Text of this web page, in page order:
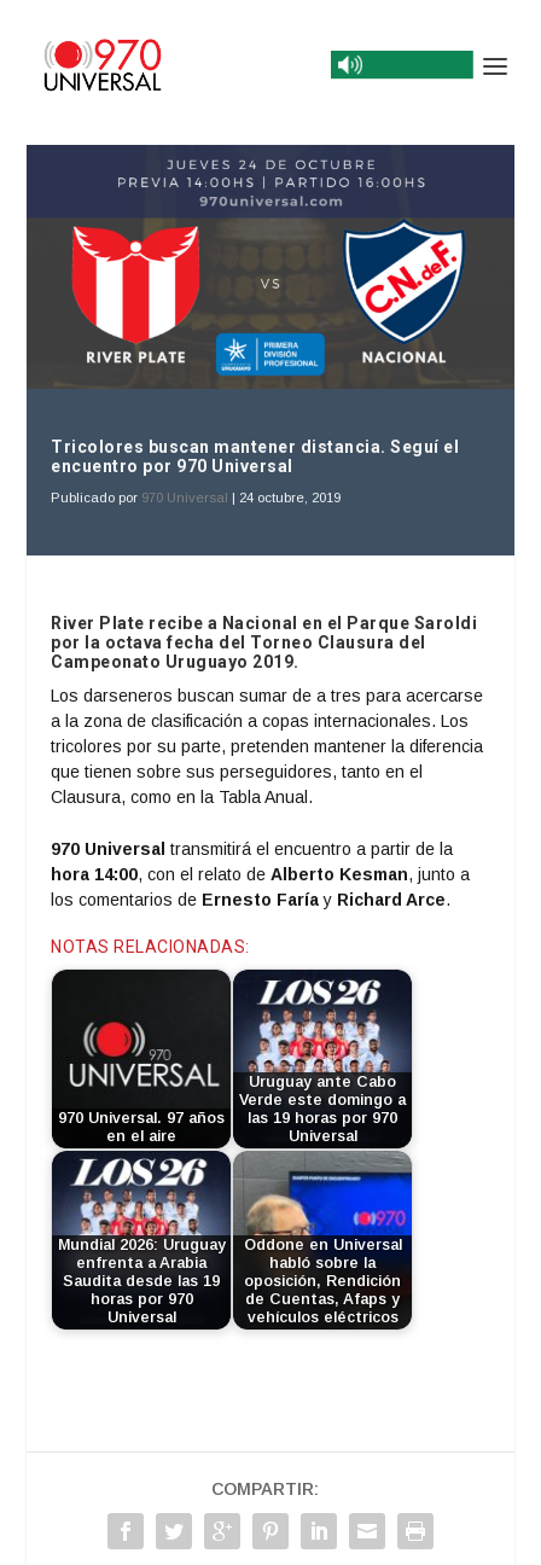
Tricolores buscan mantener distancia. Seguí el
encuentro por 970 Universal
Publicado por 970 Universal | 24 octubre, 2019
River Plate recibe a Nacional en el Parque Saroldi
por la octava fecha del Torneo Clausura del
Campeonato Uruguayo 2019.
Los darseneros buscan sumar de a tres para acercarse
a la zona de clasificación a copas internacionales. Los
tricolores por su parte, pretenden mantener la diferencia
que tienen sobre sus perseguidores, tanto en el
Clausura, como en la Tabla Anual.
970 Universaltransmitirá el encuentro a partir de la
hora 14:00, con el relato deAlberto Kesman, junto a
los comentarios de Ernesto Faríay Richard Arce.
NOTAS RELACIONADAS:
970 Universal. 97 años
en el aire
Uruguay ante Cabo
Verde este domingo a
las 19 horas por 970
Universal
Mundial 2026: Uruguay
enfrenta a Arabia
Saudita desde las 19
horas por 970
Universal
Oddone en Universal
habló sobre la
oposición, Rendición
de Cuentas, Afaps y
vehículos eléctricos
COMPARTIR: